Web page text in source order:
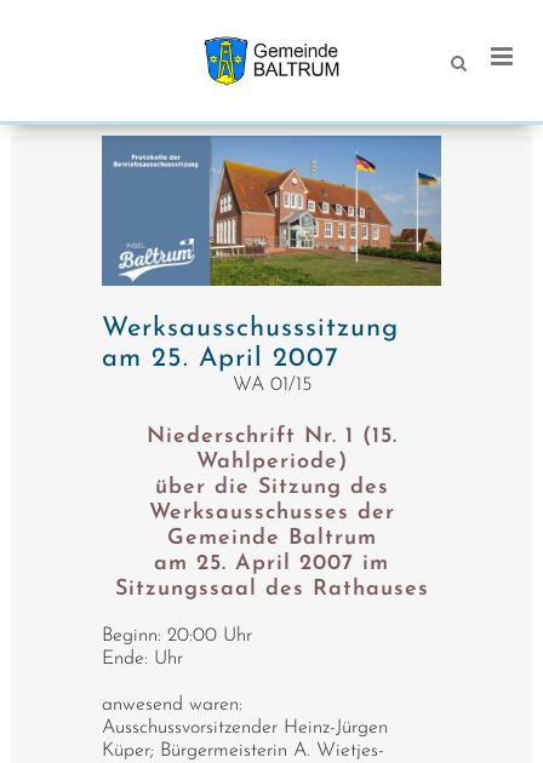
Werksausschusssitzung
am 25. April 2007
WA 01/15
Niederschrift Nr. 1 (15.
Wahlperiode)
über die Sitzung des
Werksausschusses der
Gemeinde Baltrum
am 25. April 2007 im
Sitzungssaal des Rathauses
Beginn: 20:00 Uhr
Ende: Uhr
anwesend waren:
Ausschussvorsitzender Heinz-Jürgen
Küper; Bürgermeisterin A. Wietjes-